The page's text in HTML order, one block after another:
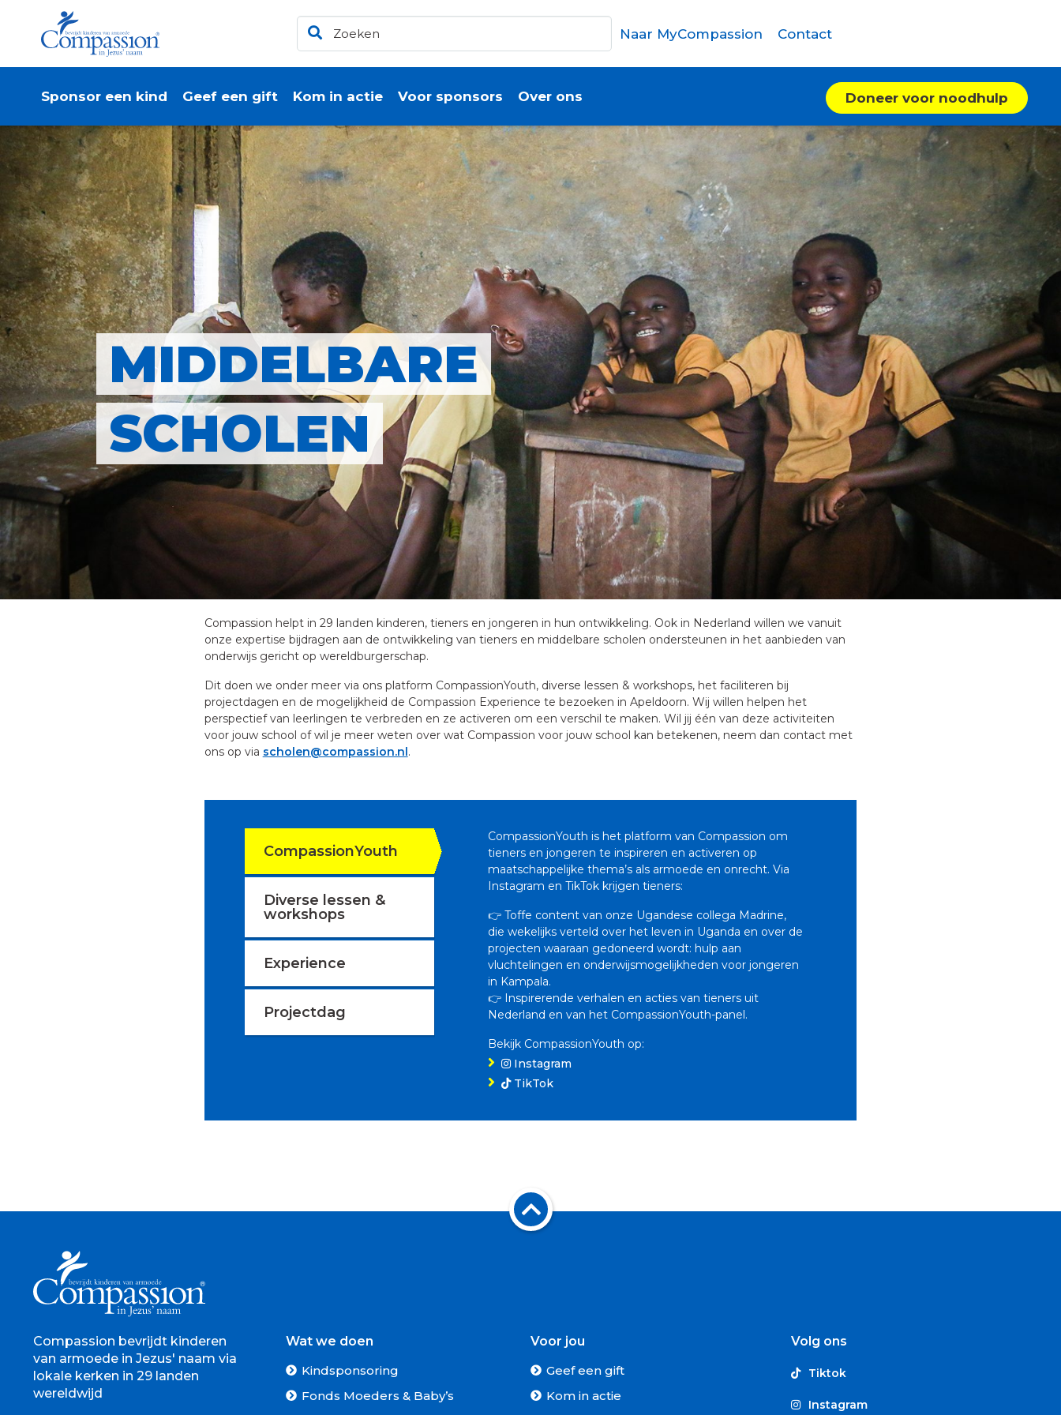
Naar MyCompassion Contact
Sponsor een kind Geef een gift Kom in actie Voor sponsors Over ons Doneer voor noodhulp
MIDDELBARE
SCHOLEN
Compassion helpt in 29 landen kinderen, tieners en jongeren in hun ontwikkeling. Ook in Nederland willen we vanuit
onze expertise bijdragen aan de ontwikkeling van tieners en middelbare scholen ondersteunen in het aanbieden van
onderwijs gericht op wereldburgerschap.
Dit doen we onder meer via ons platform CompassionYouth, diverse lessen & workshops, het faciliteren bij
projectdagen en de mogelijkheid de Compassion Experience te bezoeken in Apeldoorn. Wij willen helpen het
perspectief van leerlingen te verbreden en ze activeren om een verschil te maken. Wil jij één van deze activiteiten
voor jouw school of wil je meer weten over wat Compassion voor jouw school kan betekenen, neem dan contact met
ons op via scholen@compassion.nl.
CompassionYouth
Diverse lessen &
workshops
Experience
Projectdag
CompassionYouth is het platform van Compassion om
tieners en jongeren te inspireren en activeren op
maatschappelijke thema’s als armoede en onrecht. Via
Instagram en TikTok krijgen tieners:
👉 Toffe content van onze Ugandese collega Madrine,
die wekelijks verteld over het leven in Uganda en over de
projecten waaraan gedoneerd wordt: hulp aan
vluchtelingen en onderwijsmogelijkheden voor jongeren
in Kampala.
👉 Inspirerende verhalen en acties van tieners uit
Nederland en van het CompassionYouth-panel.
Bekijk CompassionYouth op:
Instagram
TikTok
Compassion bevrijdt kinderen
van armoede in Jezus' naam via
lokale kerken in 29 landen
wereldwijd
Wat we doen
Kindsponsoring
Fonds Moeders & Baby’s
Voor jou
Geef een gift
Kom in actie
Volg ons
Tiktok
Instagram